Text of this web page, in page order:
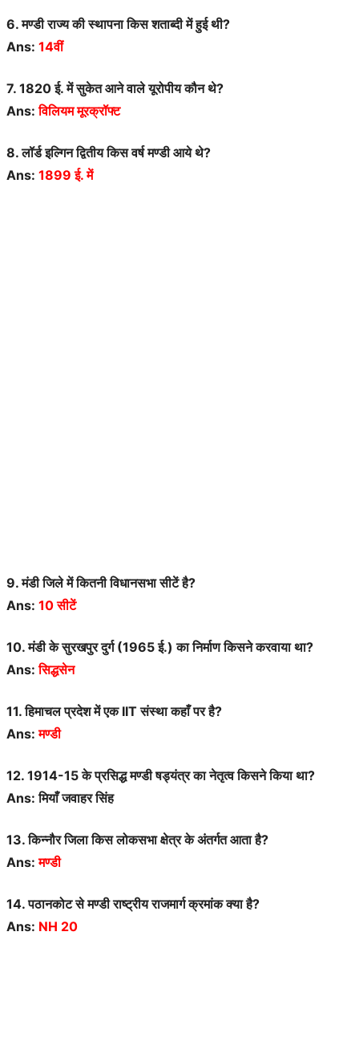
6. मण्डी राज्य की स्थापना किस शताब्दी में हुई थी?
Ans: 14वीं
7. 1820 ई. में सुकेत आने वाले यूरोपीय कौन थे?
Ans:विलियम मूरक्रॉफ्ट
8. लॉर्ड इल्गिन द्वितीय किस वर्ष मण्डी आये थे?
Ans: 1899 ई. में
9. मंडी जिले में कितनी विधानसभा सीटें है?
Ans: 10 सीटें
10. मंडी के सुरखपुर दुर्ग (1965 ई.) का निर्माण किसने करवाया था?
Ans:सिद्धसेन
11. हिमाचल प्रदेश में एक IIT संस्था कहाँ पर है?
Ans:मण्डी
12. 1914-15 के प्रसिद्ध मण्डी षड्यंत्र का नेतृत्व किसने किया था?
Ans: मियाँ जवाहर सिंह
13. किन्नौर जिला किस लोकसभा क्षेत्र के अंतर्गत आता है?
Ans:मण्डी
14. पठानकोट से मण्डी राष्ट्रीय राजमार्ग क्रमांक क्या है?
Ans: NH 20